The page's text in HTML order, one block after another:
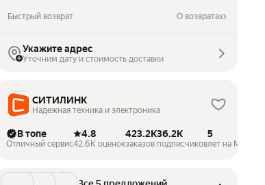
Быстрый возврат О возвратах
Укажите адрес
Уточним дату и стоимость доставки
СИТИЛИНК
Надежная техника и электроника
В топе
Отличный сервис
4.8
42.6K оценок
423.2K
заказов
36.2K
подписчиков
5
лет на